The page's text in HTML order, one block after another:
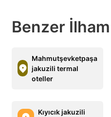
Benzer
Mahmutşevketpaşa
jakuzili termal
oteller
Kıyıcık jakuzili